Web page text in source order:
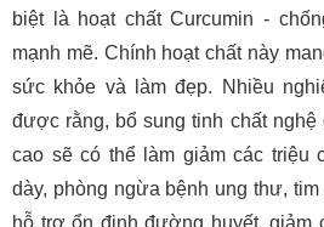
biệt là hoạt chất Curcumin -
mạnh mẽ. Chính hoạt chất này
sức khỏe và làm đẹp. Nhiều
được rằng, bổ sung tinh chất
cao sẽ có thể làm giảm các triệu
dày, phòng ngừa bệnh ung thư,
hỗ trợ ổn định đường huyết, giảm